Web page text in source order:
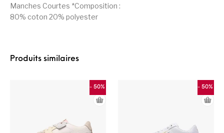
Manches Courtes *Composition :
80% coton 20% polyester
Produits similaires
- 50% - 50%